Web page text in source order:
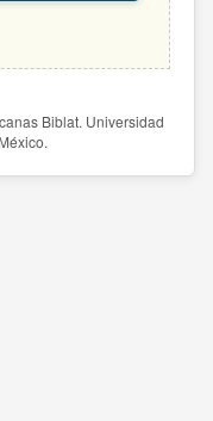
Biblat. Universidad